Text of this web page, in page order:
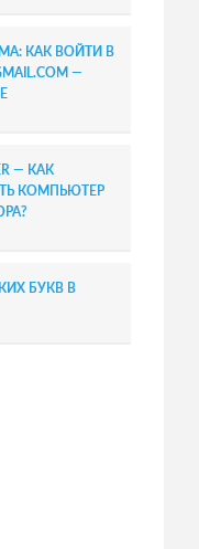
КАК ВОЙТИ В
—
— КАК
КОМПЬЮТЕР
БУКВ В